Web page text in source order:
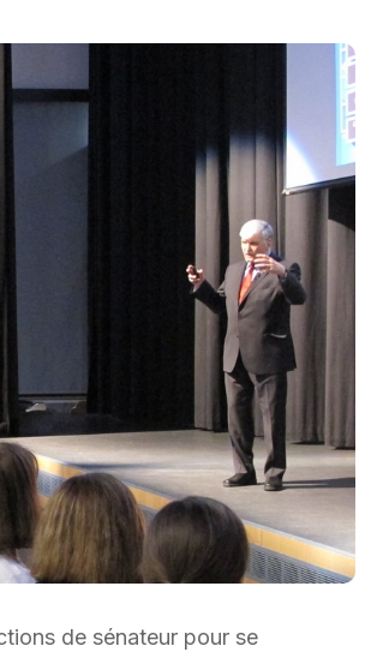
de sénateur pour se